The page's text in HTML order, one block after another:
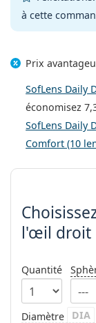
Persol
Prada
Toutes les
à cette
Prix
SofLens Daily
économisez
SofLens Daily
Comfort (10
l'œil droit
Quantité
Diamètre DIA